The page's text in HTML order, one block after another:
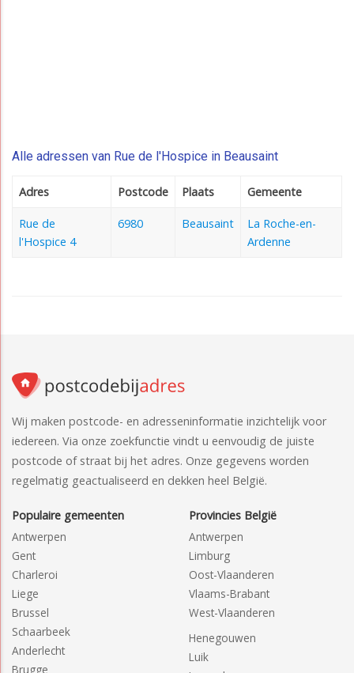
Alle adressen van Rue de l'Hospice in Beausaint
Adres Postcode Plaats Gemeente
Rue de
l'Hospice 4
6980 Beausaint
La Roche-en-
Ardenne
Wij maken postcode- en adresseninformatie inzichtelijk voor
iedereen. Via onze zoekfunctie vindt u eenvoudig de juiste
postcode of straat bij het adres. Onze gegevens worden
regelmatig geactualiseerd en dekken heel België.
Populaire gemeenten
Antwerpen
Gent
Charleroi
Liege
Brussel
Schaarbeek
Anderlecht
Brugge
Provincies België
Antwerpen
Limburg
Oost-Vlaanderen
Vlaams-Brabant
West-Vlaanderen
Henegouwen
Luik